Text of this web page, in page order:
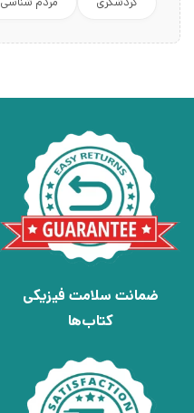
ضمانت سلامت فیزیکی
کتاب‌ها